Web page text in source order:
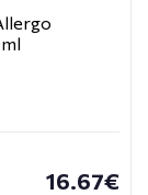
16.67€